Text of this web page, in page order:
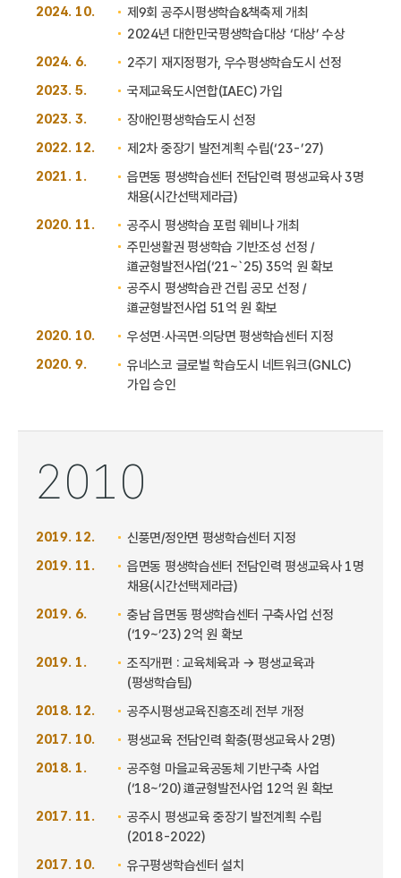
2024. 10.
제9회 공주시평생학습&책축제 개최
2024년 대한민국평생학습대상 ‘대상’ 수상
2024. 6.
2주기 재지정평가, 우수평생학습도시 선정
2023. 5.
국제교육도시연합(IAEC) 가입
2023. 3.
장애인평생학습도시 선정
2022. 12.
제2차 중장기 발전계획 수립(‘23-’27)
2021. 1.
읍면동 평생학습센터 전담인력 평생교육사 3명
채용(시간선택제라급)
2020. 11.
공주시 평생학습 포럼 웨비나 개최
주민생활권 평생학습 기반조성 선정 /
道균형발전사업(‘21~`25) 35억 원 확보
공주시 평생학습관 건립 공모 선정 /
道균형발전사업 51억 원 확보
2020. 10.
우성면‧사곡면‧의당면 평생학습센터 지정
2020. 9.
유네스코 글로벌 학습도시 네트워크(GNLC)
가입 승인
2010
2019. 12.
신풍면/정안면 평생학습센터 지정
2019. 11.
읍면동 평생학습센터 전담인력 평생교육사 1명
채용(시간선택제라급)
2019. 6.
충남 읍면동 평생학습센터 구축사업 선정
(‘19~’23) 2억 원 확보
2019. 1.
조직개편 : 교육체육과 → 평생교육과
(평생학습팀)
2018. 12.
공주시평생교육진흥조례 전부 개정
2017. 10.
평생교육 전담인력 확충(평생교육사 2명)
2018. 1.
공주형 마을교육공동체 기반구축 사업
(‘18~’20) 道균형발전사업 12억 원 확보
2017. 11.
공주시 평생교육 중장기 발전계획 수립
(2018-2022)
2017. 10.
유구평생학습센터 설치